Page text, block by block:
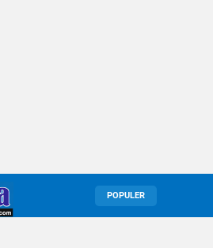
POPULER